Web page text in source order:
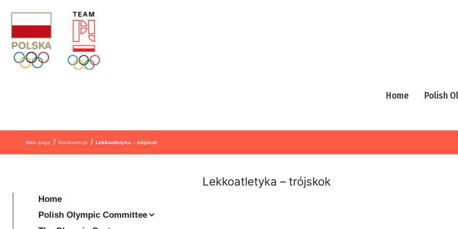
Home Polish
Main page / Konkurencje / Lekkoatletyka – trójskok
Lekkoatletyka – trójskok
Home
Polish Olympic Committee